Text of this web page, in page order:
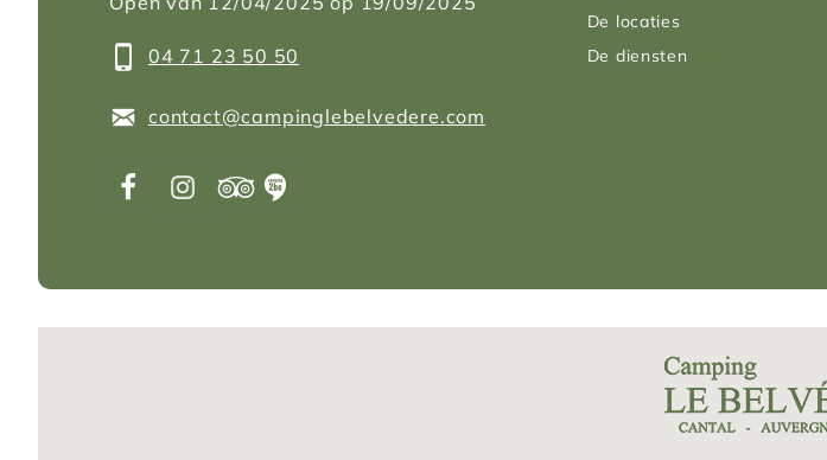
04 71 23 50 50
contact@campinglebelvedere.com
De locaties
De diensten